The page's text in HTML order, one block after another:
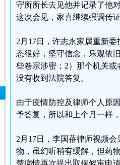
守所所长去见他并记录了他
这次会见，家喜继续强调传
2月17日，许志永家属重新
态很好，坚守信念，乐观依
些卷宗涉密；2）那个机关
没有收到法院答复。
由于疫情防控及律师个人原
予答复，所以和上个月一样
2月17日，李国蓓律师视频
物，虽幻听稍有缓解，但药
楚病情再次提出取保候审申